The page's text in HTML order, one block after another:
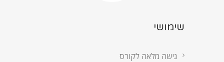
שימושי
גישה מלאה לקורס